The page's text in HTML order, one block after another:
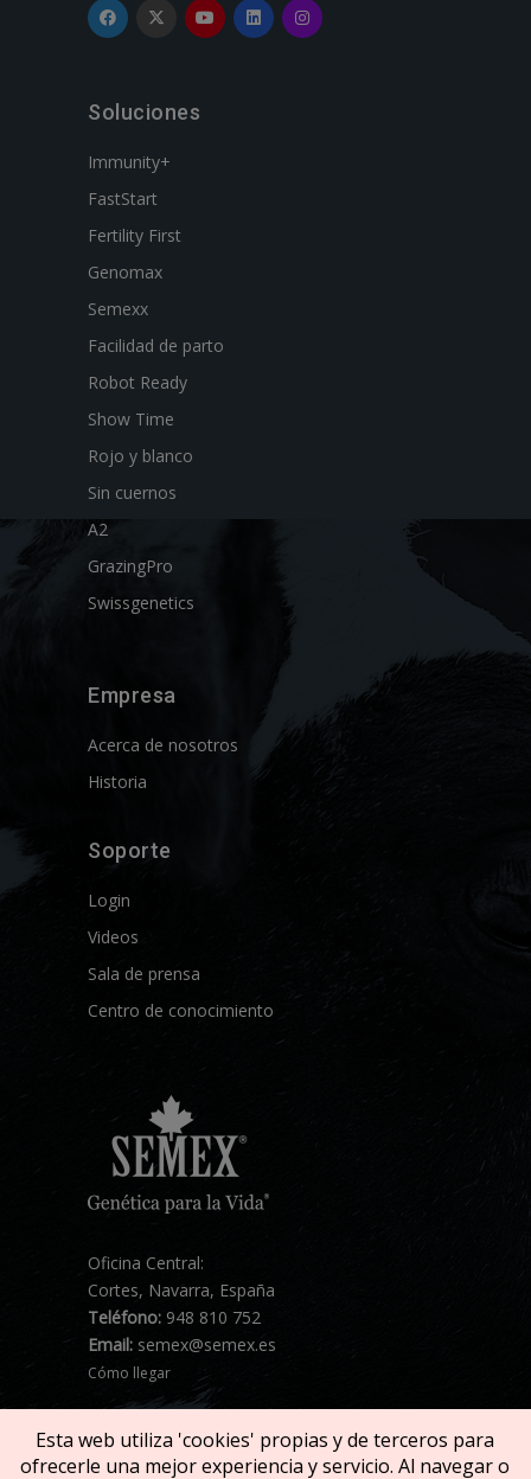
Soluciones
Immunity+
FastStart
Fertility First
Genomax
Semexx
Facilidad de parto
Robot Ready
Show Time
Rojo y blanco
Sin cuernos
A2
GrazingPro
Swissgenetics
Empresa
Acerca de nosotros
Historia
Soporte
Login
Videos
Sala de prensa
Centro de conocimiento
Oficina Central:
Cortes, Navarra, España
Teléfono: 948 810 752
Email: semex@semex.es
Cómo llegar
Esta web utiliza 'cookies' propias y de terceros para
ofrecerle una mejor experiencia y servicio. Al navegar o